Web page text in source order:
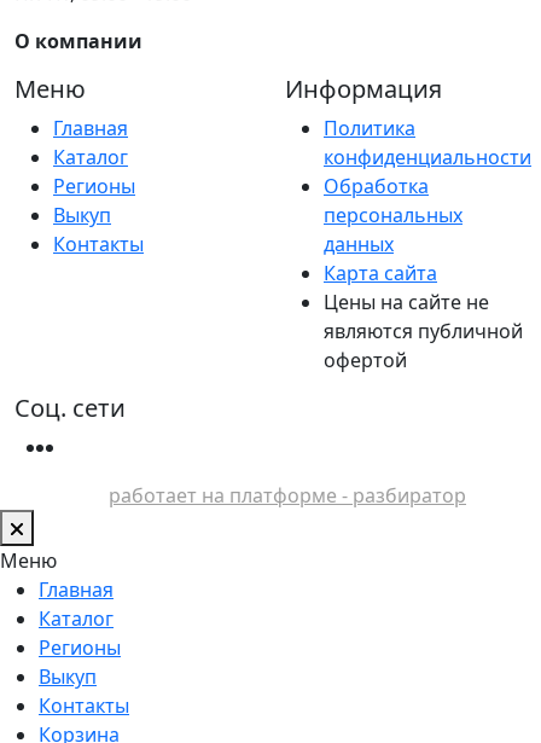
О компании
Меню
Главная
Каталог
Регионы
Выкуп
Контакты
Информация
Политика
конфиденциальности
Обработка
персональных
данных
Карта сайта
Цены на сайте не
являются публичной
офертой
Соц. сети
работает на платформе - разбиратор
Меню
Главная
Каталог
Регионы
Выкуп
Контакты
Корзина